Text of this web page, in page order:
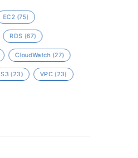
EC2 (75)
RDS (67)
CloudWatch (27)
S3 (23) VPC (23)